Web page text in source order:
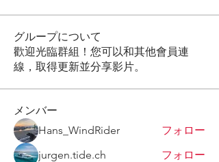
グループについて
歡迎光臨群組！您可以和其他會員連
線，取得更新並分享影片。
メンバー
Hans_WindRider
フォロー
jurgen.tide.ch
フォロー